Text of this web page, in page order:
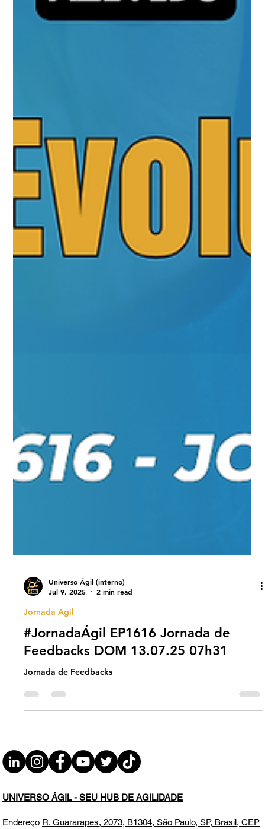
Universo Ágil (interno)
Jul 9, 2025
Jornada Agil
#JornadaÁgil EP1616 Jornada de
Feedbacks DOM 13.07.25 07h31
Jornada de Feedbacks
UNIVERSO ÁGIL - SEU HUB DE AGILIDADE